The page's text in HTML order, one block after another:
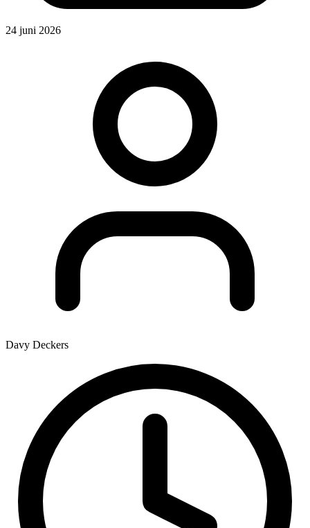
24 juni 2026
Davy Deckers